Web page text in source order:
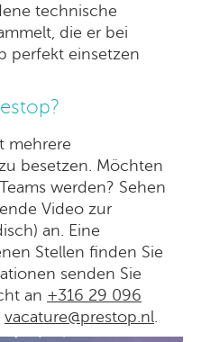
technische
die er bei
perfekt einsetzen
mehrere
besetzen. Möchten
werden? Sehen
Video zur
an. Eine
Stellen finden Sie
senden Sie
an +316 29 096
vacature@prestop.nl